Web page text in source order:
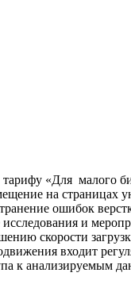
«Для малого
на страницах
ошибок
и
скорости
входит
к анализируемым